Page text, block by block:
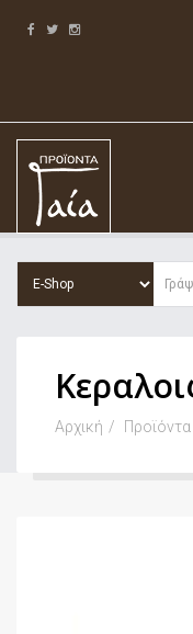
Αρχική Προϊόντα